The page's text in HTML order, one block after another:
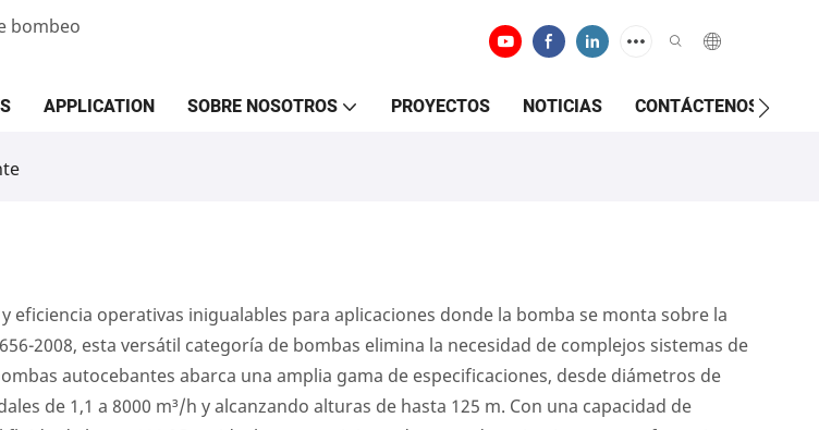
bombeo
APPLICATION SOBRE NOSOTROS PROYECTOS NOTICIAS CONTÁCTENOS
eficiencia operativas inigualables para aplicaciones donde la bomba se monta sobre la
2008, esta versátil categoría de bombas elimina la necesidad de complejos sistemas de
autocebantes abarca una amplia gama de especificaciones, desde diámetros de
de 1,1 a 8000 m³/h y alcanzando alturas de hasta 125 m. Con una capacidad de